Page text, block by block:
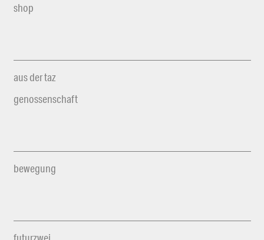
shop
aus der taz
genossenschaft
bewegung